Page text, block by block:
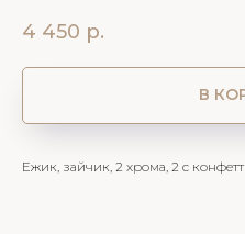
4 450 р.
В
Ежик, зайчик, 2 хрома, 2 с